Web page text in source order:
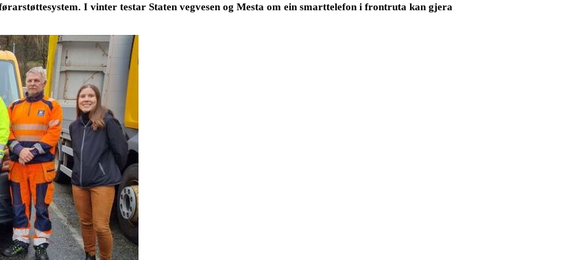
I vinter testar Staten vegvesen og Mesta om ein smarttelefon i frontruta kan gjera